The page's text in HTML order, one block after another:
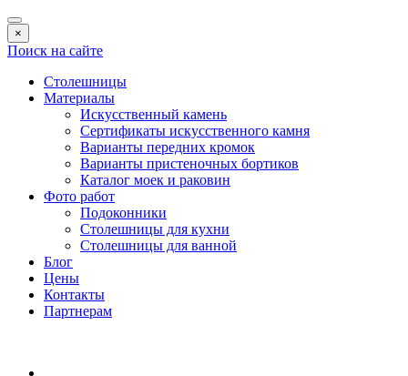
×
Поиск на сайте
Столешницы
Материалы
Искусственный камень
Сертификаты искусственного камня
Варианты передних кромок
Варианты пристеночных бортиков
Каталог моек и раковин
Фото работ
Подоконники
Столешницы для кухни
Столешницы для ванной
Блог
Цены
Контакты
Партнерам